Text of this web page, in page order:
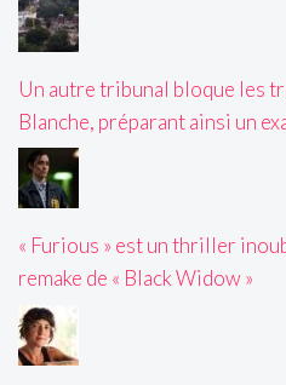
Un autre tribunal bloque les
Blanche, préparant ainsi un
« Furious » est un thriller
remake de « Black Widow »